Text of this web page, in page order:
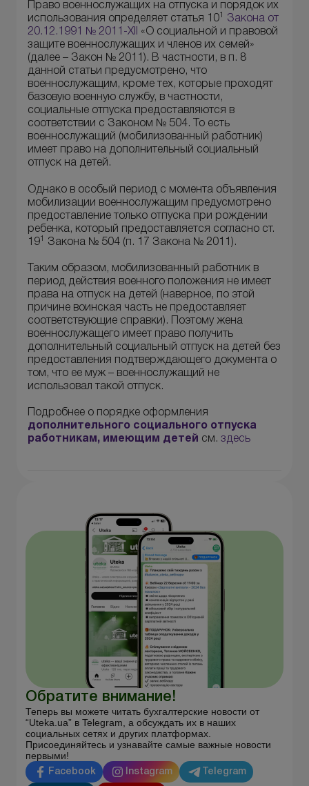
Право военнослужащих на отпуска и порядок их
использования определяет статья 101
Закона от
20.12.1991 № 2011-XII
«О социальной и правовой
защите военнослужащих и членов их семей»
(далее – Закон № 2011). В частности, в п. 8
данной статьи предусмотрено, что
военнослужащим, кроме тех, которые проходят
базовую военную службу, в частности,
социальные отпуска предоставляются в
соответствии с Законом № 504. То есть
военнослужащий (мобилизованный работник)
имеет право на дополнительный социальный
отпуск на детей.
Однако в особый период с момента объявления
мобилизации военнослужащим предусмотрено
предоставление только отпуска при рождении
ребенка, который предоставляется согласно ст.
191 Закона № 504 (п. 17 Закона № 2011).
Таким образом, мобилизованный работник в
период действия военного положения не имеет
права на отпуск на детей (наверное, по этой
причине воинская часть не предоставляет
соответствующие справки). Поэтому жена
военнослужащего имеет право получить
дополнительный социальный отпуск на детей без
предоставления подтверждающего документа о
том, что ее муж – военнослужащий не
использовал такой отпуск.
Подробнее о порядке оформления
дополнительного социального отпуска
работникам, имеющим детей см. здесь
Обратите внимание!
Теперь вы можете читать бухгалтерские новости от
“Uteka.ua” в Telegram, а обсуждать их в наших
социальных сетях и других платформах.
Присоединяйтесь и узнавайте самые важные новости
первыми!
Facebook Instagram Telegram